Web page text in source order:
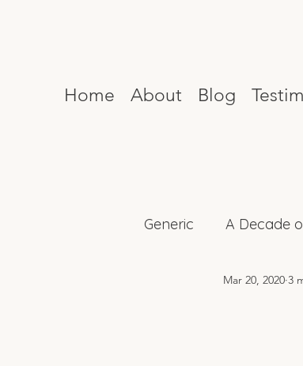
Home About Blog
Generic A Decade
Mind ResetMar 20, 2020 3